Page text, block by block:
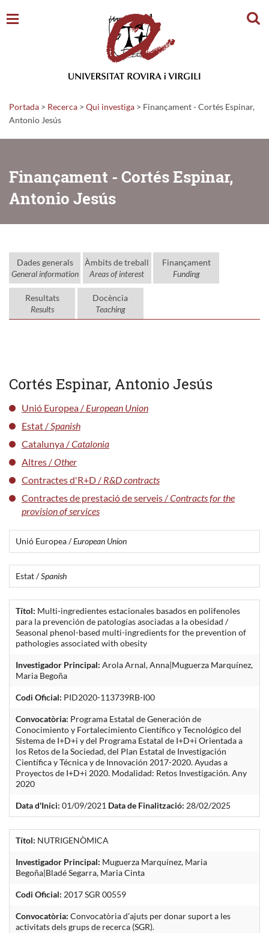
Portada > Recerca > Qui investiga > Finançament - Cortés Espinar,
Antonio Jesús
Finançament - Cortés Espinar,
Antonio Jesús
Dades generals
General information
Àmbits de treball
Areas of interest
Finançament
Funding
Resultats
Results
Docència
Teaching
Cortés Espinar, Antonio Jesús
Unió Europea / European Union
Estat / Spanish
Catalunya /Catalonia
Altres /Other
Contractes d'R+D / R&D contracts
Contractes de prestació de serveis /Contracts for the
provision of services
Unió Europea /European Union
Estat /Spanish
Títol: Multi-ingredientes estacionales basados en polifenoles
para la prevención de patologías asociadas a la obesidad /
Seasonal phenol-based multi-ingredients for the prevention of
pathologies associated with obesity
Investigador Principal: Arola Arnal, Anna|Muguerza Marquínez,
Maria Begoña
Codi Oficial: PID2020-113739RB-I00
Convocatòria: Programa Estatal de Generación de
Conocimiento y Fortalecimiento Científico y Tecnológico del
Sistema de I+D+i y del Programa Estatal de I+D+i Orientada a
los Retos de la Sociedad, del Plan Estatal de Investigación
Científica y Técnica y de Innovación 2017-2020. Ayudas a
Proyectos de I+D+i 2020. Modalidad: Retos Investigación. Any
2020
Data d'Inici: 01/09/2021 Data de Finalització: 28/02/2025
Títol: NUTRIGENÒMICA
Investigador Principal: Muguerza Marquínez, Maria
Begoña|Bladé Segarra, Maria Cinta
Codi Oficial: 2017 SGR 00559
Convocatòria: Convocatòria d'ajuts per donar suport a les
activitats dels grups de recerca (SGR).